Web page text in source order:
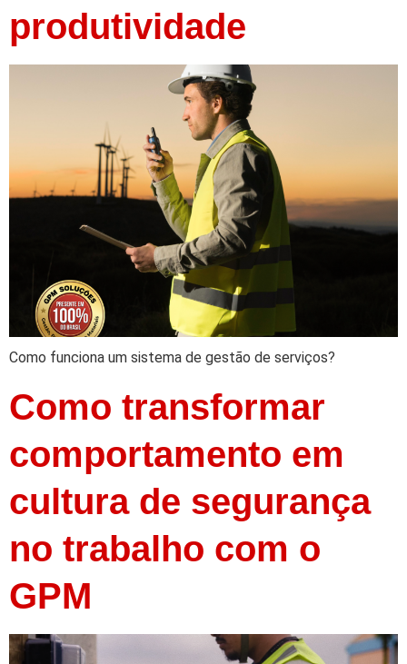
produtividade
Como funciona um sistema de gestão de serviços?
Como transformar
comportamento em
cultura de segurança
no trabalho com o
GPM